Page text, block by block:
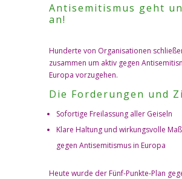
Antisemitismus geht
an!
Hunderte von Organisationen
zusammen um aktiv gegen
Europa vorzugehen.
Die Forderungen und
​Sofortige Freilassung aller Geiseln
Klare Haltung und wirkungsvolle
gegen Antisemitismus in Europa
Heute wurde der Fünf-Punkte-Plan